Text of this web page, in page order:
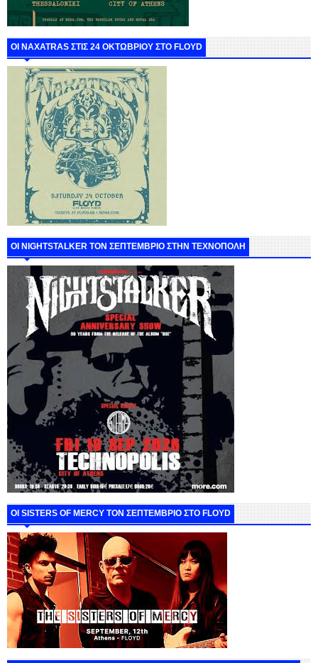
ΟΙ NAXATRAS ΣΤΙΣ 24 ΟΚΤΩΒΡΙΟΥ ΣΤΟ FLOYD
ΟΙ NIGHTSTALKER ΤΟΝ ΣΕΠΤΕΜΒΡΙΟ ΣΤΗΝ ΤΕΧΝΟΠΟΛΗ
ΟΙ SISTERS OF MERCY ΤΟΝ ΣΕΠΤΕΜΒΡΙΟ ΣΤΟ FLOYD